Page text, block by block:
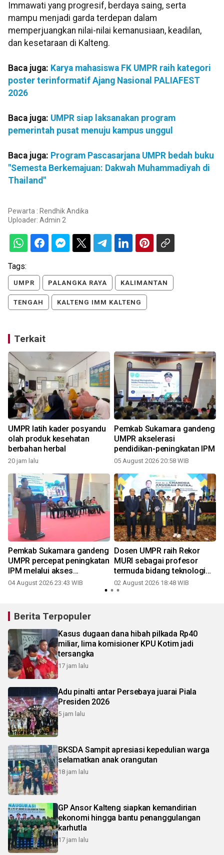
Immawati yang progresif, berdaya saing, serta
mampu menjadi garda terdepan dalam
memperjuangkan nilai-nilai kemanusiaan, keadilan,
dan kesetaraan di Kalteng.
Baca juga: Karya mahasiswa FK UMPR raih kategori
poster terinformatif Ajang Nasional PALIAFEST
2026
Baca juga: UMPR siap laksanakan program
pemerintah pusat menuju kampus unggul
Baca juga: Program Pascasarjana UMPR bedah buku
"Semesta Berkemajuan: Dakwah Muhammadiyah di
Thailand"
Pewarta : Rendhik Andika
Uploader: Admin 2
Tags:
UMPR PALANGKA RAYA KALIMANTAN
TENGAH KALTENG IMM KALTENG
Terkait
UMPR latih kader posyandu
olah produk kesehatan
berbahan herbal
20 jam lalu
Pemkab Sukamara gandeng
UMPR akselerasi
pendidikan-peningkatan IPM
05 August 2026 20:58 WIB
Pemkab Sukamara gandeng
UMPR percepat peningkatan
IPM melalui akses
pendidikan
04 August 2026 23:43 WIB
Dosen UMPR raih Rekor
MURI sebagai profesor
termuda bidang teknologi
pendidikan
02 August 2026 18:48 WIB
Berita Terpopuler
Kasus dugaan dana hibah pilkada Rp40
miliar, lima komisioner KPU Kotim jadi
tersangka
17 jam lalu
Adu pinalti antar Persebaya juarai Piala
Presiden 2026
5 jam lalu
BKSDA Sampit apresiasi kepedulian warga
selamatkan anak orangutan
18 jam lalu
GP Ansor Kalteng siapkan kemandirian
ekonomi hingga bantu penanggulangan
karhutla
17 jam lalu